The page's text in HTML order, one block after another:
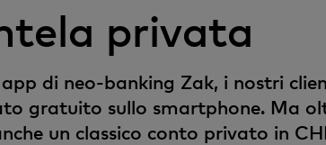
privata
di neo-banking Zak, i nostri
gratuito sullo smartphone. Ma
un classico conto privato in